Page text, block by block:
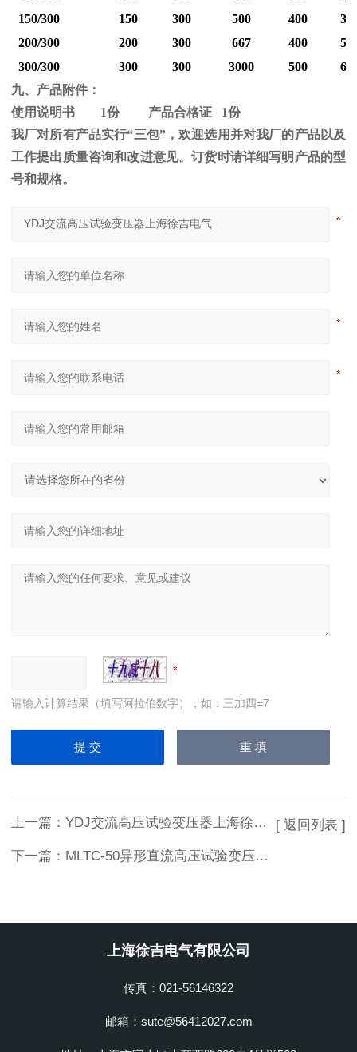
150/300
150 300 500 400
200/300
200 300 667 400
300/300
300 300 3000 500
九、产品附件：
使用说明书 1份 产品合格证 1份
我厂对所有产品实行“三包”，欢迎选用并对我厂的产品以及
工作提出质量咨询和改进意见。订货时请详细写明产品的型
号和规格。
请输入计算结果（填写阿拉伯数字），如：三加四=7
上一篇： YDJ交流高压试验变压器上海徐吉生产
下一篇： MLTC-50异形直流高压试验变压器厂家
[ 返回列表 ]
上海徐吉电气有限公司
传真：021-56146322
邮箱：sute@56412027.com